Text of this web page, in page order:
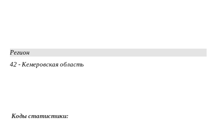
Регион
42 - Кемеровская область
Коды статистики: